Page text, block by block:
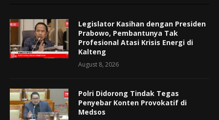
Legislator Kasihan dengan Presiden
Prabowo, Pembantunya Tak
Profesional Atasi Krisis Energi di
Kalteng
August 8, 2026
Polri Didorong Tindak Tegas
Penyebar Konten Provokatif di
Medsos